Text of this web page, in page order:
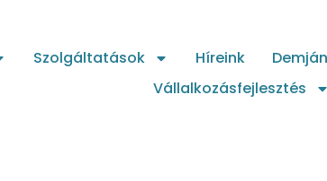
Szolgáltatások Híreink
Vállalkozásfejlesztés